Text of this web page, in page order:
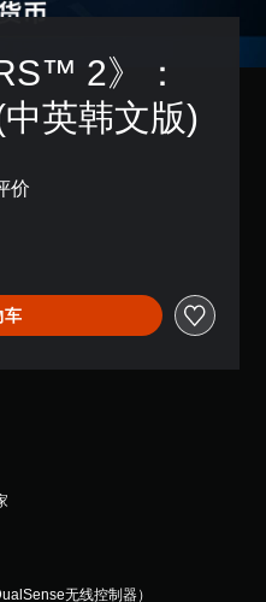
2》：
英韩文版)
价
车
无线控制器）